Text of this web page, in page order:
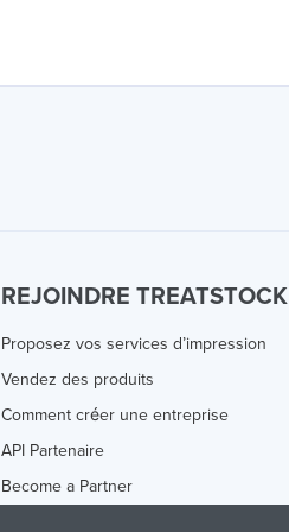
REJOINDRE TREATSTOCK
Proposez vos services d’impression
Vendez des produits
Comment créer une entreprise
API Partenaire
Become a Partner